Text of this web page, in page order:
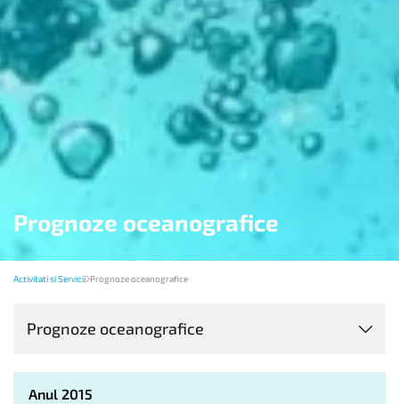
Prognoze oceanografice
Activitati si Servicii Prognoze oceanografice
Prognoze oceanografice
Anul 2015